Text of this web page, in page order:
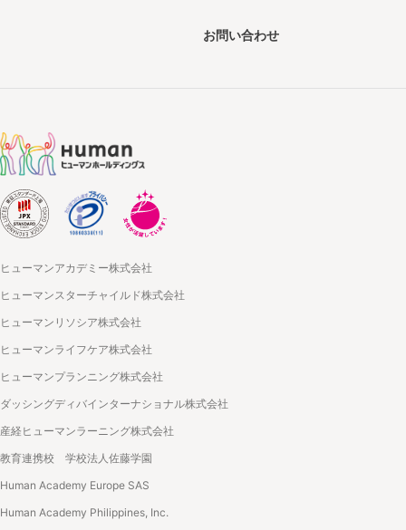
お問い合わせ
ヒューマンアカデミー株式会社
ヒューマンスターチャイルド株式会社
ヒューマンリソシア株式会社
ヒューマンライフケア株式会社
ヒューマンプランニング株式会社
ダッシングディバインターナショナル株式会社
産経ヒューマンラーニング株式会社
教育連携校 学校法人佐藤学園
Human Academy Europe SAS
Human Academy Philippines, Inc.